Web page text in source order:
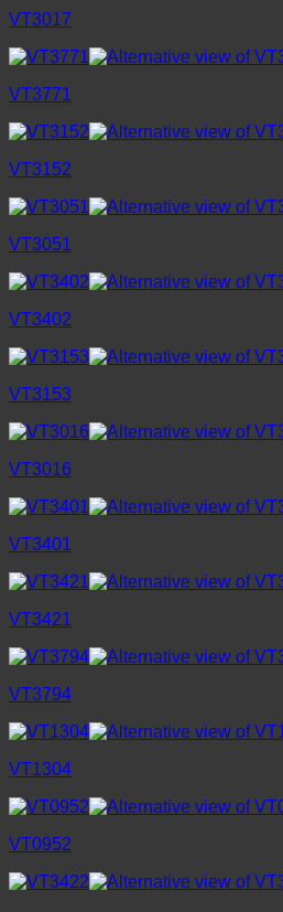
VT3017
VT3771
VT3152
VT3051
VT3402
VT3153
VT3016
VT3401
VT3421
VT3794
VT1304
VT0952